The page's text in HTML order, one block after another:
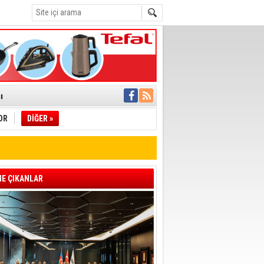
İletti
müdahale
Geçti
DİĞER »
ÇIKANLAR